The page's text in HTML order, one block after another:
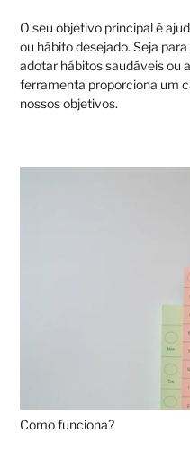
O seu objetivo principal é
ou hábito desejado. Seja
adotar hábitos saudáveis ou
ferramenta proporciona um
nossos objetivos.
Como funciona?